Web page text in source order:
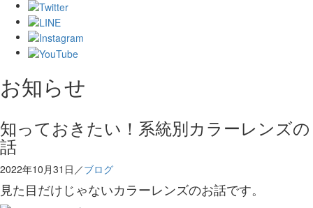
お知らせ
知っておきたい！系統別カラーレンズの
話
2022年10月31日／ブログ
見た目だけじゃないカラーレンズのお話です。